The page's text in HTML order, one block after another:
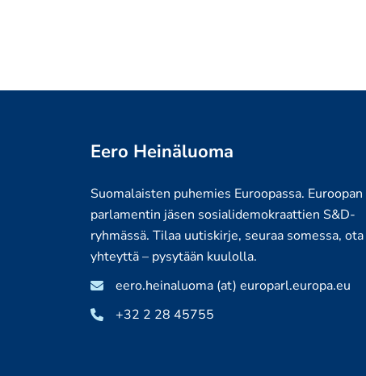
Eero Heinäluoma
Suomalaisten puhemies Euroopassa. Euroopan
parlamentin jäsen sosialidemokraattien S&D-
ryhmässä. Tilaa uutiskirje, seuraa somessa, ota
yhteyttä – pysytään kuulolla.
eero.heinaluoma (at) europarl.europa.eu
+32 2 28 45755